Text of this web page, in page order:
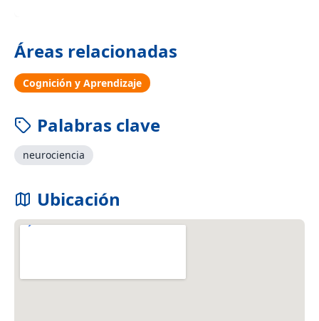
Áreas relacionadas
Cognición y Aprendizaje
Palabras clave
neurociencia
Ubicación